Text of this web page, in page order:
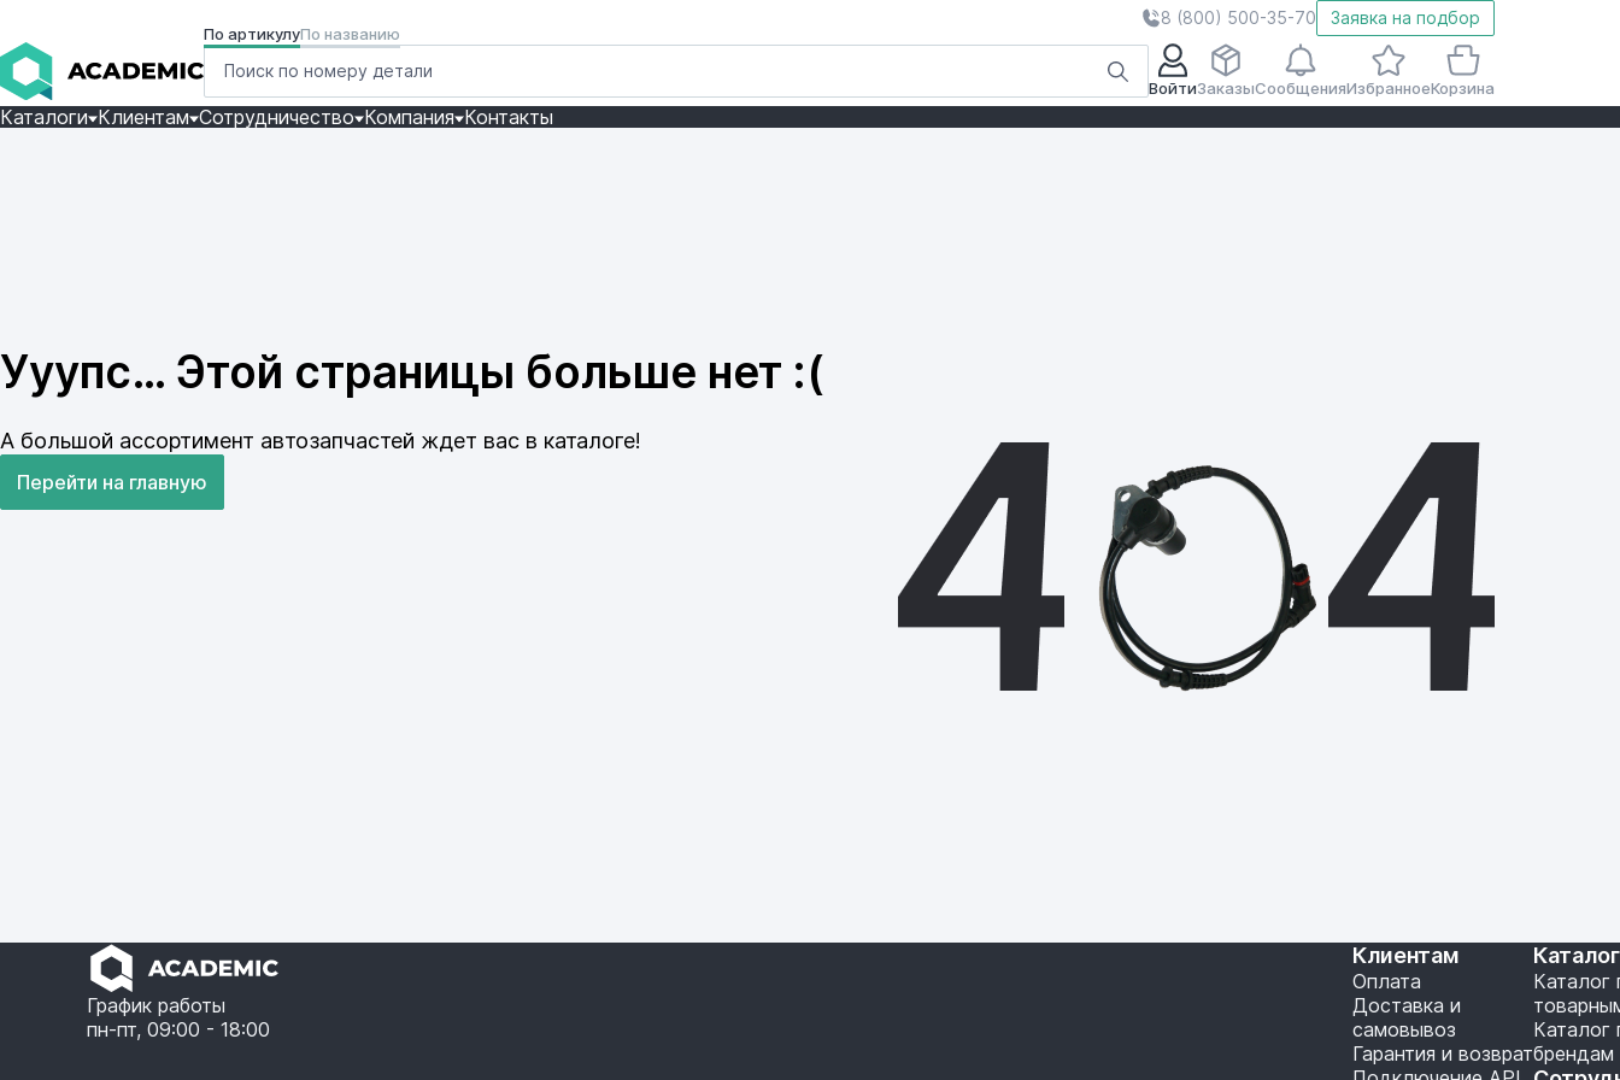
8 (800) 500-35-70 Заявка на подбор
По артикулуПо названию
ВойтиЗаказыСообщенияИзбранноеКорзина
Каталоги Клиентам Сотрудничество Компания Контакты
Ууупс… Этой страницы больше нет :(
А большой ассортимент автозапчастей ждет вас в каталоге!
Перейти на главную
График работы
пн-пт, 09:00 - 18:00
Клиентам
Оплата
Доставка и
самовывоз
Гарантия и возврат
Каталог
Каталог
брендам